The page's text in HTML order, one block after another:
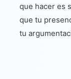
que hacer es
que tu
tu